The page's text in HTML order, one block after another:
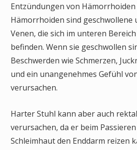
Entzündungen von
Hämorrhoiden sind geschwollene
Venen, die sich im unteren
befinden. Wenn sie geschwollen
Beschwerden wie Schmerzen,
und ein unangenehmes Gefühl
verursachen.
Harter Stuhl kann aber auch
verursachen, da er beim
Schleimhaut den Enddarm reizen